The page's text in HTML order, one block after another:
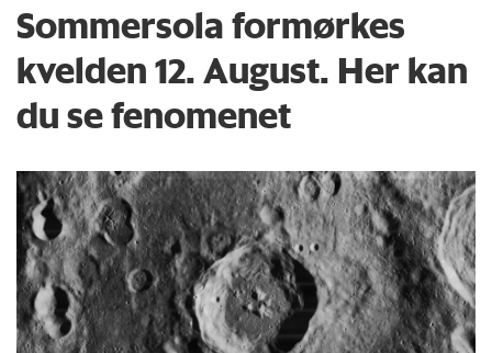
Sommersola formørkes
kvelden 12. August. Her kan
du se fenomenet